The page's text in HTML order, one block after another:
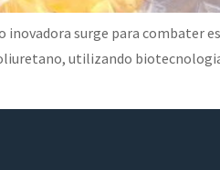
inovadora surge para combater
utilizando